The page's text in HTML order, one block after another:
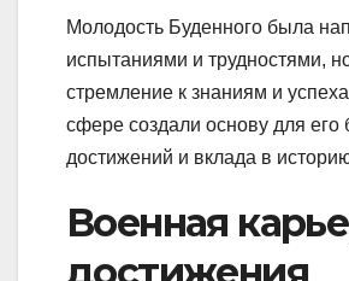
Молодость Буденного была
испытаниями и трудностями,
стремление к знаниям и
сфере создали основу для его
достижений и вклада в
Военная